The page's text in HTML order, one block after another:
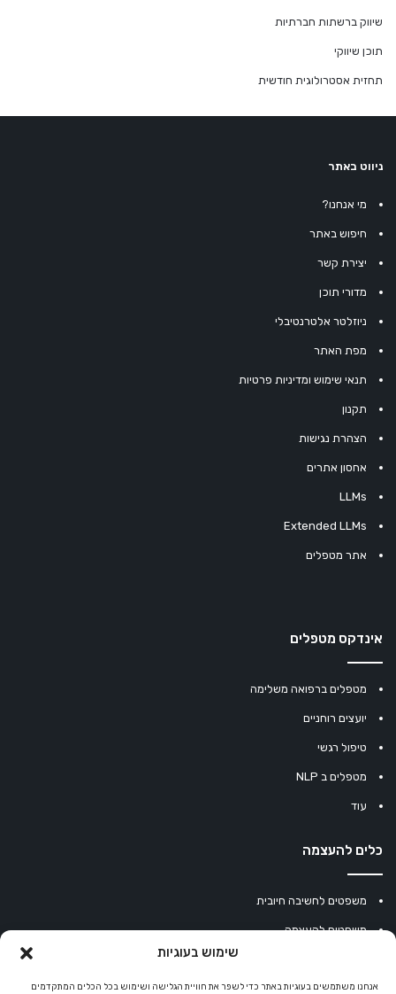
שימוש בעוגיות
אנחנו משתמשים בעוגיות באתר כדי לשפר את חוויית הגלישה ושימוש בכל הכלים המתקדמים
שיווק ברשתות חברתיות
תוכן שיווקי
תחזית אסטרולוגית חודשית
ניווט באתר
מי אנחנו?
חיפוש באתר
יצירת קשר
מדורי תוכן
ניוזלטר אלטרנטיבלי
מפת האתר
תנאי שימוש ומדיניות פרטיות
תקנון
הצהרת נגישות
אחסון אתרים
LLMs
Extended LLMs
אתר מטפלים
אינדקס מטפלים
מטפלים ברפואה משלימה
יועצים רוחניים
טיפול רגשי
מטפלים ב NLP
עוד
כלים להעצמה
משפטים לחשיבה חיובית
משפטים להעצמה
מחשבון נומרולוגיה